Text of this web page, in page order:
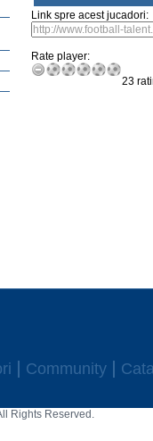
Link spre acest jucadori:
Rate player:
23
Community
Rights Reserved.